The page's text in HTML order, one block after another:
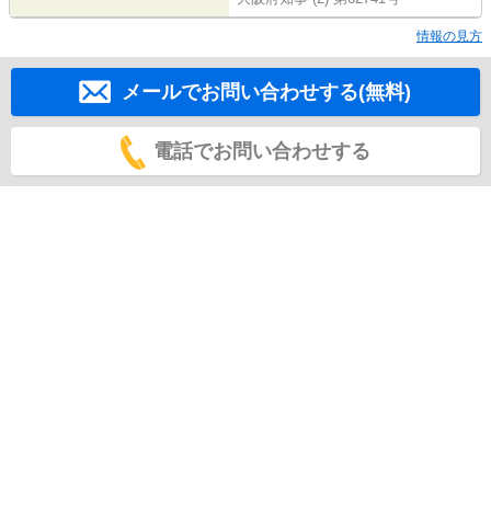
情報の見方
メールでお問い合わせする(無料)
電話でお問い合わせする